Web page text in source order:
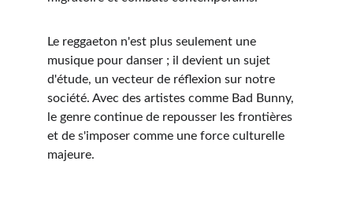
Le reggaeton n'est plus seulement une
musique pour danser ; il devient un sujet
d'étude, un vecteur de réflexion sur notre
société. Avec des artistes comme Bad Bunny,
le genre continue de repousser les frontières
et de s'imposer comme une force culturelle
majeure.